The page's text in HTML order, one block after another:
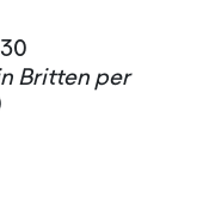
Britten per